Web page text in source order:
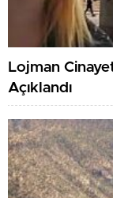
Lojman
Açıklandı